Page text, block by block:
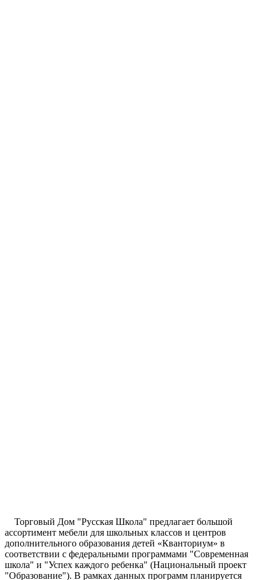
Торговый Дом "Русская Школа" предлагает большой
ассортимент мебели для школьных классов и центров
дополнительного образования детей «Кванториум» в
соответствии с федеральными программами "Современная
школа" и "Успех каждого ребенка" (Национальный проект
"Образование"). В рамках данных программ планируется